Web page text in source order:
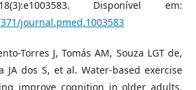
Disponível em:
journal.pmed.1003583
Torres J, Tomás AM, Souza LGT de,
JA dos S, et al. Water-based exercise
improve cognition in older adults.